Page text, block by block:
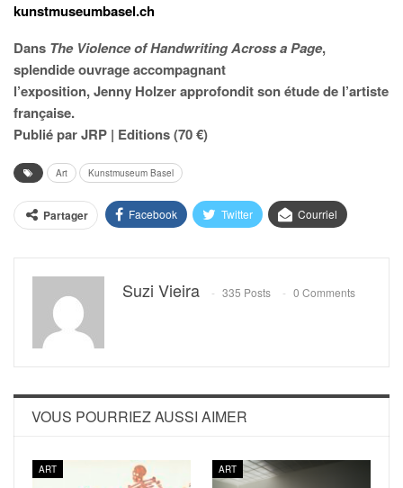
kunstmuseumbasel.ch
Dans The Violence of Handwriting Across a Page,
splendide ouvrage accompagnant
l’exposition, Jenny Holzer approfondit son étude de l’artiste
française.
Publié par JRP | Editions (70 €)
Art Kunstmuseum Basel
Partager Facebook Twitter Courriel
Suzi Vieira 335 Posts 0 Comments
VOUS POURRIEZ AUSSI AIMER
ART ART